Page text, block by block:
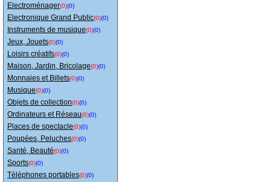
Electroménager(0)(0)
Electronique Grand Public(0)(0)
Instruments de musique(0)(0)
Jeux, Jouets(0)(0)
Loisirs créatifs(0)(0)
Maison, Jardin, Bricolage(0)(0)
Monnaies et Billets(0)(0)
Musique(0)(0)
Objets de collection(0)(0)
Ordinateurs et Réseau(0)(0)
Places de spectacle(0)(0)
Poupées, Peluches(0)(0)
Santé, Beauté(0)(0)
Sports(0)(0)
Téléphones portables(0)(0)